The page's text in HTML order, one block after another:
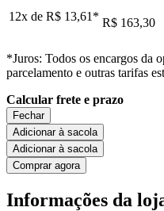
12x de R$ 13,61 * R$ 163,30
*Juros: Todos os encargos da
parcelamento e outras tarifas
Calcular frete e prazo
Fechar
Adicionar à sacola
Adicionar à sacola
Comprar agora
Informações da